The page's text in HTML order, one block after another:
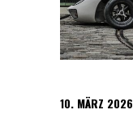
10. MÄRZ 2026